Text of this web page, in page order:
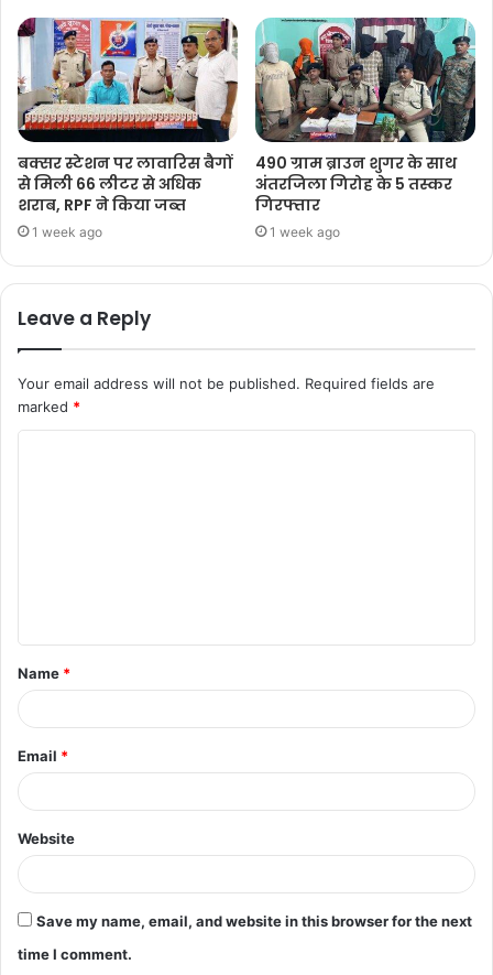
बक्सर स्टेशन पर लावारिस बैगों
से मिली 66 लीटर से अधिक
शराब, RPF ने किया जब्त
1 week ago
490 ग्राम ब्राउन शुगर के साथ
अंतरजिला गिरोह के 5 तस्कर
गिरफ्तार
1 week ago
Leave a Reply
Your email address will not be published. Required fields are
marked *
Name *
Email *
Website
Save my name, email, and website in this browser for the next
time I comment.